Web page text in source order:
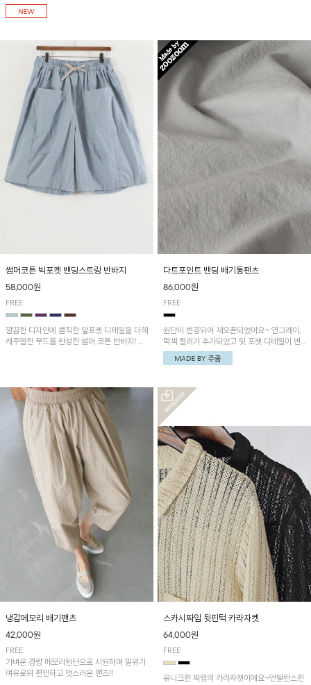
드 되어 실용적인 나시!
썸머코튼 빅포켓 밴딩스트링 반바지
58,000원
FREE
깔끔한 디자인에 큼직한 앞포켓 디테일을 더해
캐주얼한 무드를 완성한 썸머 코튼 반바지! 허
다트포인트 밴딩 배기통팬츠
86,000원
FREE
원단이 변경되어 재오픈되었어요~ 연그레이,
먹색 컬러가 추가되었고 뒷 포켓 디테일이 변
경되었습니다~가볍고 시원하게 착용되는 배
기통팬츠! 허리밴딩과 여유로운 통으로 편안해
냉감메모리 배기팬츠
42,000원
FREE
가벼운 경량 메모리원단으로 시원하며 밑위가
여유로워 편안하고 멋스러운 팬츠!!
스카시짜임 뒷핀턱 카라자켓
64,000원
FREE
유니크한 짜임의 카라자켓이에요~언발란스한